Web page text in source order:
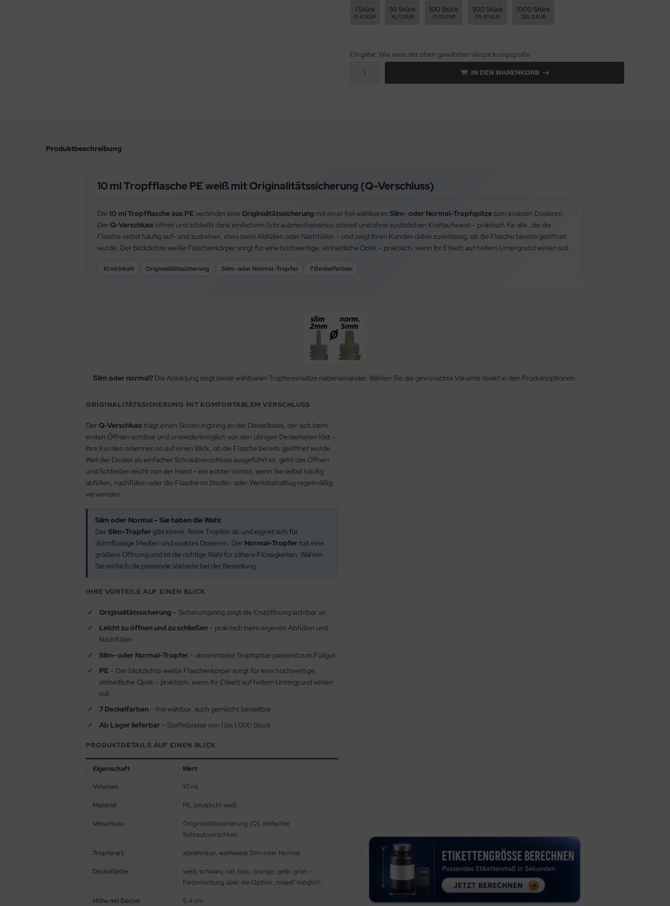
1 Stück
0,42 EUR
50 Stück
16,72 EUR
100 Stück
27,65 EUR
500 Stück
125,97 EUR
1000 Stück
235,21 EUR
Eingabe: Wie viele der oben gewählten Verpackungsgröße
IN DEN WARENKORB
Produktbeschreibung
10 ml Tropfflasche PE weiß mit Originalitätssicherung (Q-Verschluss)
Die 10 ml Tropfflasche aus PEverbindet eine Originalitätssicherung mit einer frei wählbaren Slim- oder Normal-Tropfspitzezum exakten Dosieren.
DerQ-Verschlussöffnet und schließt dank einfachem Schraubmechanismus schnell und ohne zusätzlichen Kraftaufwand – praktisch für alle, die die
Flasche selbst häufig auf- und zudrehen, etwa beim Abfüllen oder Nachfüllen – und zeigt Ihren Kunden dabei zuverlässig, ob die Flasche bereits geöffnet
wurde. Der blickdichte weiße Flaschenkörper sorgt für eine hochwertige, einheitliche Optik – praktisch, wenn Ihr Etikett auf hellem Untergrund wirken soll.
10 ml Inhalt Originalitätssicherung Slim- oder Normal-Tropfer 7 Deckelfarben
Slim oder normal? Die Abbildung zeigt beide wählbaren Tropfereinsätze nebeneinander. Wählen Sie die gewünschte Variante direkt in den Produktoptionen.
ORIGINALITÄTSSICHERUNG MIT KOMFORTABLEM VERSCHLUSS
DerQ-Verschlussträgt einen Sicherungsring an der Deckelbasis, der sich beim
ersten Öffnen sichtbar und unwiederbringlich von den übrigen Deckelteilen löst –
Ihre Kunden erkennen so auf einen Blick, ob die Flasche bereits geöffnet wurde.
Weil der Deckel als einfacher Schraubverschluss ausgeführt ist, geht das Öffnen
und Schließen leicht von der Hand – ein echter Vorteil, wenn Sie selbst häufig
abfüllen, nachfüllen oder die Flasche im Studio- oder Werkstattalltag regelmäßig
verwenden.
Slim oder Normal – Sie haben die Wahl:
DerSlim-Tropfergibt kleine, feine Tropfen ab und eignet sich für
dünnflüssige Medien und exaktes Dosieren. Der Normal-Tropfer hat eine
größere Öffnung und ist die richtige Wahl für zähere Flüssigkeiten. Wählen
Sie einfach die passende Variante bei der Bestellung.
IHRE VORTEILE AUF EINEN BLICK
Originalitätssicherung – Sicherungsring zeigt die Erstöffnung sichtbar an
Leicht zu öffnen und zu schließen– praktisch beim eigenen Abfüllen und
Nachfüllen
Slim- oder Normal-Tropfer– abnehmbare Tropfspitze passend zum Füllgut
PE– Der blickdichte weiße Flaschenkörper sorgt für eine hochwertige,
einheitliche Optik – praktisch, wenn Ihr Etikett auf hellem Untergrund wirken
soll.
7 Deckelfarben– frei wählbar, auch gemischt bestellbar
Ab Lager lieferbar– Staffelpreise von 1 bis 1.000 Stück
PRODUKTDETAILS AUF EINEN BLICK
Eigenschaft
Wert
Volumen
10 ml
Material PE, blickdicht weiß
Verschluss
Originalitätssicherung (Q), einfacher
Schraubverschluss
Tropferart abnehmbar, wahlweise Slim oder Normal
Deckelfarbe
weiß, schwarz, rot, blau, orange, gelb, grün –
Farbmischung über die Option „mixed“ möglich
Höhe mit Deckel 6,4 cm